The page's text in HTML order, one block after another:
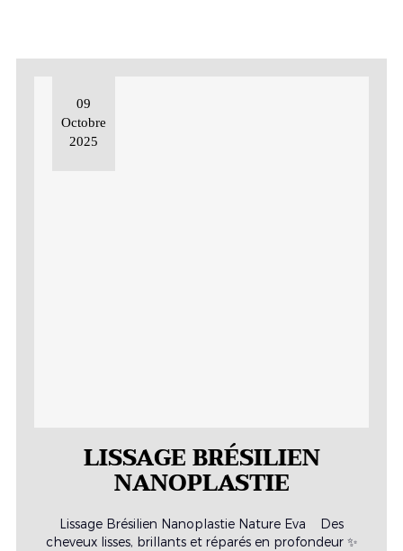
09
Octobre
2025
LISSAGE BRÉSILIEN
NANOPLASTIE
Lissage Brésilien Nanoplastie Nature Eva Des
cheveux lisses, brillants et réparés en profondeur ✨